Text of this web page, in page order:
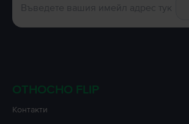
ОТНОСНО FLIP
Контакти